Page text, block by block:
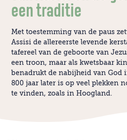
een traditie
Met toestemming van de paus
Assisi de allereerste levende
tafereel van de geboorte van
een troon, maar als kwetsbaar
benadrukt de nabijheid van God
800 jaar later is op veel plekken
te vinden, zoals in Hoogland.